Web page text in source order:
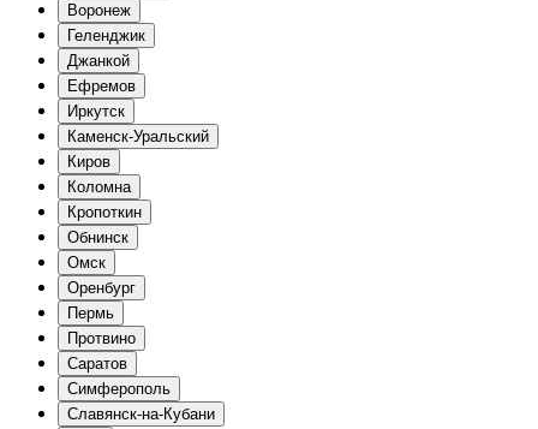
Воронеж
Геленджик
Джанкой
Ефремов
Иркутск
Каменск-Уральский
Киров
Коломна
Кропоткин
Обнинск
Омск
Оренбург
Пермь
Протвино
Саратов
Симферополь
Славянск-на-Кубани